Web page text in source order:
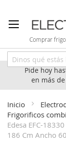
al
contenido
Comprar
Pide hoy
en más
Inicio
Frigorificos combi
Edesa EFC-
186 Cm Ancho